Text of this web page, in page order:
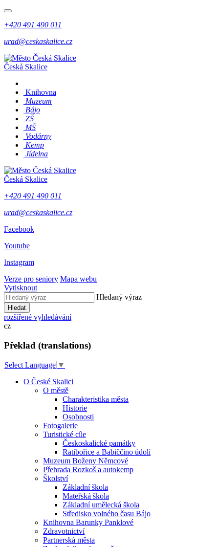
+420 491 490 011
urad@ceskaskalice.cz
Česká Skalice
Knihovna
Muzeum
Bájo
ZŠ
MŠ
Vodárny
Kemp
Jídelna
Česká Skalice
+420 491 490 011
urad@ceskaskalice.cz
Facebook
Youtube
Instagram
Verze pro seniory Mapa webu
Vytisknout
Hledaný výraz
Hledat
rozšířené vyhledávání
cz
Překlad (translations)
Select Language ▼
O České Skalici
O městě
Charakteristika města
Historie
Osobnosti
Fotogalerie
Turistické cíle
Českoskalické památky
Ratibořice a Babiččino údolí
Muzeum Boženy Němcové
Přehrada Rozkoš a autokemp
Školství
Základní škola
Mateřská škola
Základní umělecká škola
Středisko volného času Bájo
Knihovna Barunky Panklové
Zdravotnictví
Partnerská města